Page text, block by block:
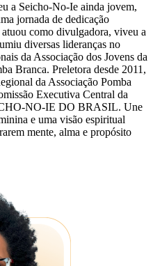
a Seicho-No-Ie ainda jovem,
jornada de dedicação
como divulgadora, viveu a
diversas lideranças no
da Associação dos Jovens da
Branca. Preletora desde 2011,
da Associação Pomba
Executiva Central da
NO-IE DO BRASIL. Une
e uma visão espiritual
mente, alma e propósito